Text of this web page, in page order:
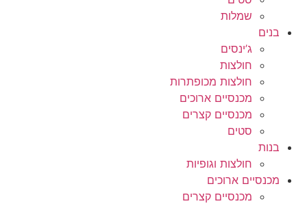
שמלות
בנים
ג’ינסים
חולצות
חולצות מכופתרות
מכנסיים ארוכים
מכנסיים קצרים
סטים
בנות
חולצות וגופיות
מכנסיים ארוכים
מכנסיים קצרים